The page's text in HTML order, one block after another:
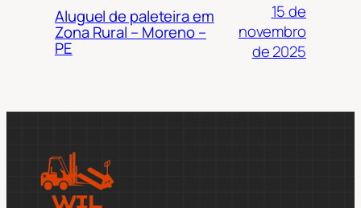
Aluguel de paleteira em
Zona Rural – Moreno –
PE
15 de
novembro
de 2025